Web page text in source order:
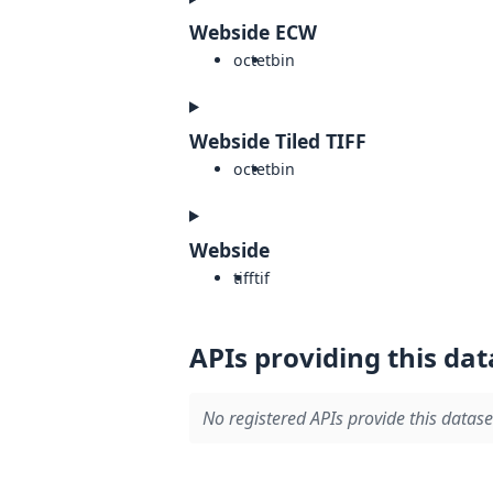
Webside ECW
octetbin
Webside Tiled TIFF
octetbin
Webside
tifftif
APIs providing this
No registered APIs provide this